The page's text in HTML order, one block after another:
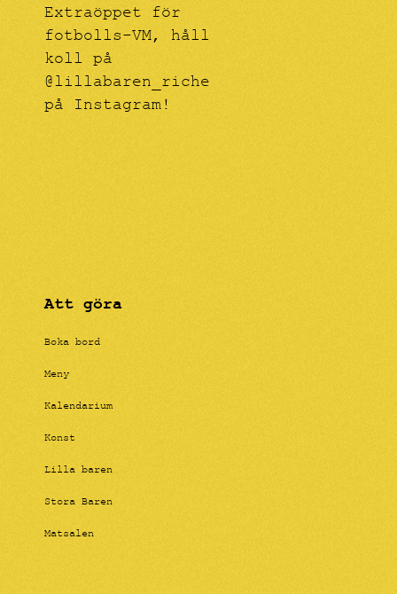
Extraöppet för
fotbolls-VM, håll
koll på
@lillabaren_riche
på Instagram!
Att göra
Boka bord
Meny
Kalendarium
Konst
Lilla baren
Stora Baren
Matsalen